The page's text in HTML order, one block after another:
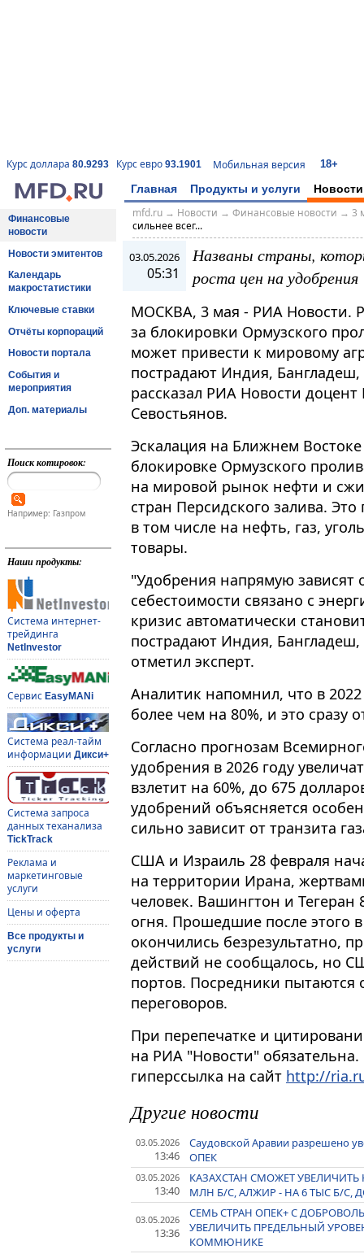
Курс доллара 80.9293 Курс евро 93.1901 Мобильная версия 18+
Главная Продукты и услуги Новости
Финансовые
новости
Новости эмитентов
Календарь
макростатистики
Ключевые ставки
Отчёты корпораций
Новости портала
События и
мероприятия
Доп. материалы
Поиск котировок:
Например: Газпром
Наши продукты:
Система интернет-
трейдинга
NetInvestor
Сервис EasyMANi
Система реал-тайм
информации Дикси+
Система запроса
данных теханализа
TickTrack
Реклама и
маркетинговые
услуги
Цены и оферта
Все продукты и
услуги
mfd.ru→ Новости → Финансовые новости → 3
сильнее всег...
03.05.2026
05:31
Названы страны,
роста цен на удобрения
МОСКВА, 3 мая - РИА Новости.
за блокировки Ормузского
может привести к мировому
пострадают Индия,
рассказал РИА Новости
Севостьянов.
Эскалация на Ближнем
блокировке Ормузского
на мировой рынок нефти и
стран Персидского залива.
в том числе на нефть, газ,
товары.
"Удобрения напрямую зависят
себестоимости связано с
кризис автоматически
пострадают Индия,
отметил эксперт.
Аналитик напомнил, что в
более чем на 80%, и это сразу
Согласно прогнозам
удобрения в 2026 году
взлетит на 60%, до 675
удобрений объясняется
сильно зависит от транзита
США и Израиль 28 февраля
на территории Ирана,
человек. Вашингтон и
огня. Прошедшие после этого
окончились безрезультатно,
действий не сообщалось, но
портов. Посредники пытаются
переговоров.
При перепечатке и
на РИА "Новости"
гиперссылка на сайт http://
Другие новости
03.05.2026
13:46
Саудовской Аравии разрешено
ОПЕК
03.05.2026
13:40
КАЗАХСТАН СМОЖЕТ
МЛН Б/С, АЛЖИР - НА 6 ТЫС Б/С,
03.05.2026
13:36
СЕМЬ СТРАН ОПЕК+ С
УВЕЛИЧИТЬ ПРЕДЕЛЬНЫЙ
КОММЮНИКЕ